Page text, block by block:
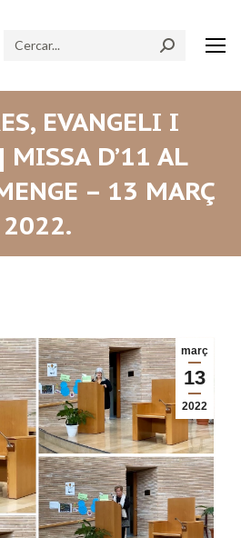
Search:
EVANGELI I
D’11 AL
– 13 MARÇ
2022.
març
13
2022